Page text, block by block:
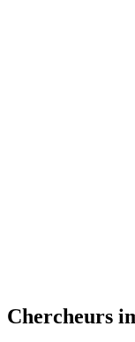
Chercheurs